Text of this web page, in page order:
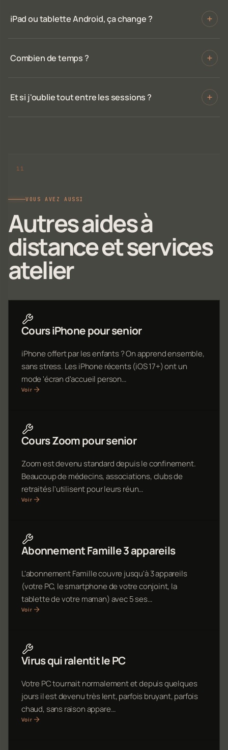
iPad ou tablette Android, ça change ?
Combien de temps ?
Et si j'oublie tout entre les sessions ?
VOUS AVEZ AUSSI
Autres aides à
distance et services
atelier
Cours iPhone pour senior
iPhone offert par les enfants ? On apprend ensemble,
sans stress. Les iPhone récents (iOS 17+) ont un
mode 'écran d'accueil person…
Voir
Cours Zoom pour senior
Zoom est devenu standard depuis le confinement.
Beaucoup de médecins, associations, clubs de
retraités l'utilisent pour leurs réun…
Voir
Abonnement Famille 3 appareils
L'abonnement Famille couvre jusqu'à 3 appareils
(votre PC, le smartphone de votre conjoint, la
tablette de votre maman) avec 5 ses…
Voir
Virus qui ralentit le PC
Votre PC tournait normalement et depuis quelques
jours il est devenu très lent, parfois bruyant, parfois
chaud, sans raison appare…
Voir